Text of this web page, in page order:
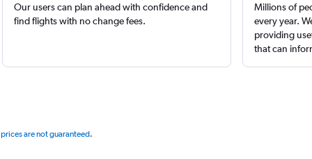
Our users can plan ahead with confidence and
find flights with no change fees.
Millions of
every year.
providing
that can
prices are not guaranteed.